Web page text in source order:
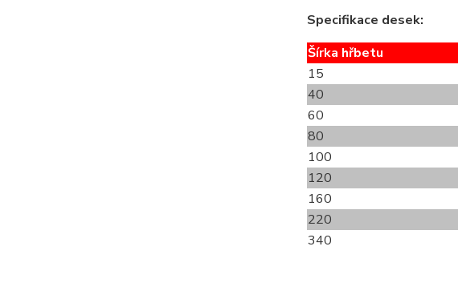
Specifikace desek:
Šírka hřbetu
15
40
60
80
100
120
160
220
340